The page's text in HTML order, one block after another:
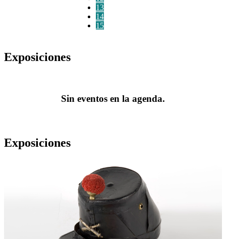
13
14
15
Exposiciones
Sin eventos en la agenda.
Exposiciones